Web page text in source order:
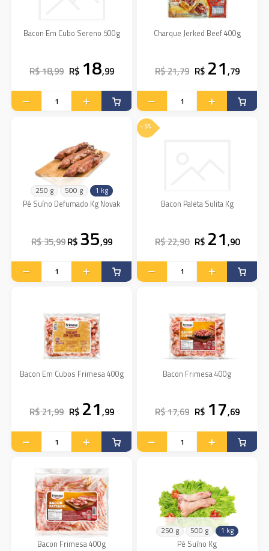
Bacon Em Cubo Sereno 500g
R$ 18,99 R$ 18,99
Charque Jerked Beef 400g
R$ 21,79 R$ 21,79
250 g 500 g 1 kg
Pé Suíno Defumado Kg Novak
R$ 35,99R$ 35,99
- 5%
Bacon Paleta Sulita Kg
R$ 22,90 R$ 21,90
Bacon Em Cubos Frimesa 400g
R$ 21,99 R$ 21,99
Bacon Frimesa 400g
R$ 17,69 R$ 17,69
Bacon Frimesa 400g
250 g 500 g 1 kg
Pé Suíno Kg